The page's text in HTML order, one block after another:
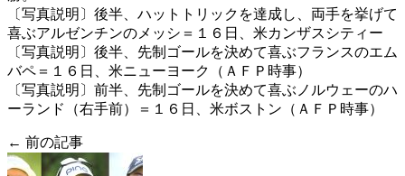
〔写真説明〕後半、ハットトリックを達成し、両手を挙げて
喜ぶアルゼンチンのメッシ＝１６日、米カンザスシティー
〔写真説明〕後半、先制ゴールを決めて喜ぶフランスのエム
バペ＝１６日、米ニューヨーク（ＡＦＰ時事）
〔写真説明〕前半、先制ゴールを決めて喜ぶノルウェーのハ
ーランド（右手前）＝１６日、米ボストン（ＡＦＰ時事）
← 前の記事